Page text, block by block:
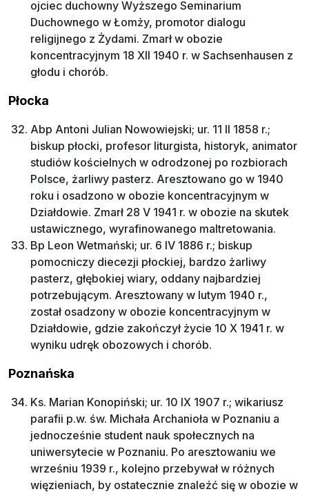
ojciec duchowny Wyższego Seminarium
Duchownego w Łomży, promotor dialogu
religijnego z Żydami. Zmarł w obozie
koncentracyjnym 18 XII 1940 r. w Sachsenhausen z
głodu i chorób.
Płocka
Abp Antoni Julian Nowowiejski; ur. 11 II 1858 r.;
biskup płocki, profesor liturgista, historyk, animator
studiów kościelnych w odrodzonej po rozbiorach
Polsce, żarliwy pasterz. Aresztowano go w 1940
roku i osadzono w obozie koncentracyjnym w
Działdowie. Zmarł 28 V 1941 r. w obozie na skutek
ustawicznego, wyrafinowanego maltretowania.
Bp Leon Wetmański; ur. 6 IV 1886 r.; biskup
pomocniczy diecezji płockiej, bardzo żarliwy
pasterz, głębokiej wiary, oddany najbardziej
potrzebującym. Aresztowany w lutym 1940 r.,
został osadzony w obozie koncentracyjnym w
Działdowie, gdzie zakończył życie 10 X 1941 r. w
wyniku udręk obozowych i chorób.
Poznańska
Ks. Marian Konopiński; ur. 10 IX 1907 r.; wikariusz
parafii p.w. św. Michała Archanioła w Poznaniu a
jednocześnie student nauk społecznych na
uniwersytecie w Poznaniu. Po aresztowaniu we
wrześniu 1939 r., kolejno przebywał w różnych
więzieniach, by ostatecznie znaleźć się w obozie w